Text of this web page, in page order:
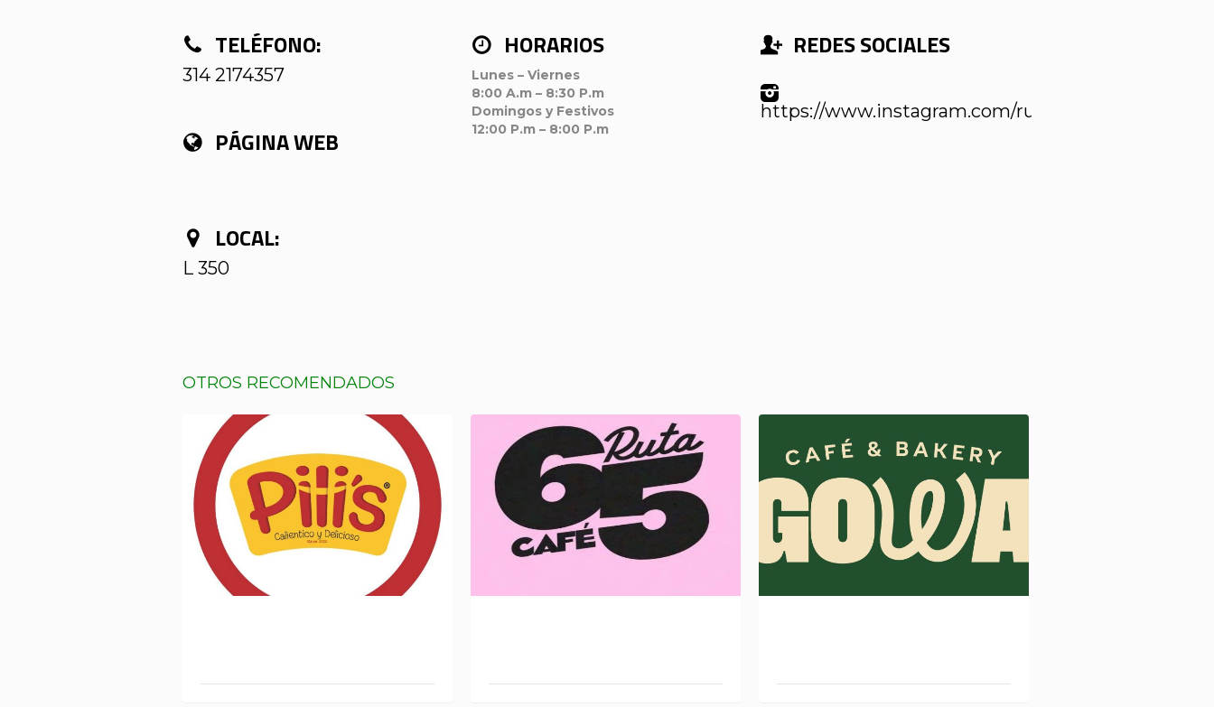
TELÉFONO:
314 2174357
PÁGINA WEB
LOCAL:
L 350
HORARIOS
Lunes – Viernes
8:00 A.m – 8:30 P.m
Domingos y Festivos
12:00 P.m – 8:00 P.m
REDES SOCIALES
https://www.instagram.com/ruta65cafe/
OTROS RECOMENDADOS